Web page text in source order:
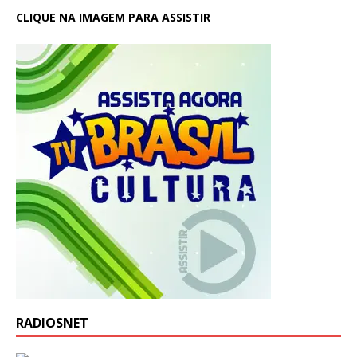
CLIQUE NA IMAGEM PARA ASSISTIR
RADIOSNET